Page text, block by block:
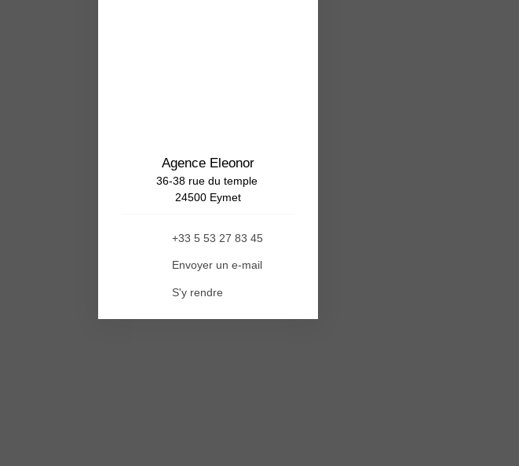
Agence Eleonor
36-38 rue du temple
24500 Eymet
+33 5 53 27 83 45
Envoyer un e-mail
S'y rendre